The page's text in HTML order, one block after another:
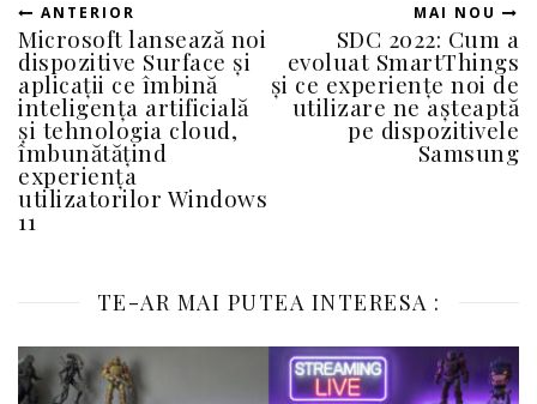
ANTERIOR
Microsoft lansează noi
dispozitive Surface și
aplicații ce îmbină
inteligența artificială
și tehnologia cloud,
îmbunătățind
experiența
utilizatorilor Windows
11
MAI NOU
SDC 2022: Cum a
evoluat SmartThings
și ce experiențe noi de
utilizare ne așteaptă
pe dispozitivele
Samsung
TE-AR MAI PUTEA INTERESA :